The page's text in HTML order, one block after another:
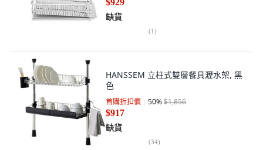
$929
缺貨
(1)
HANSSEM 立柱式雙層餐具瀝水架, 黑
色
首購折扣價 50%$1,856
$917
缺貨
(34)